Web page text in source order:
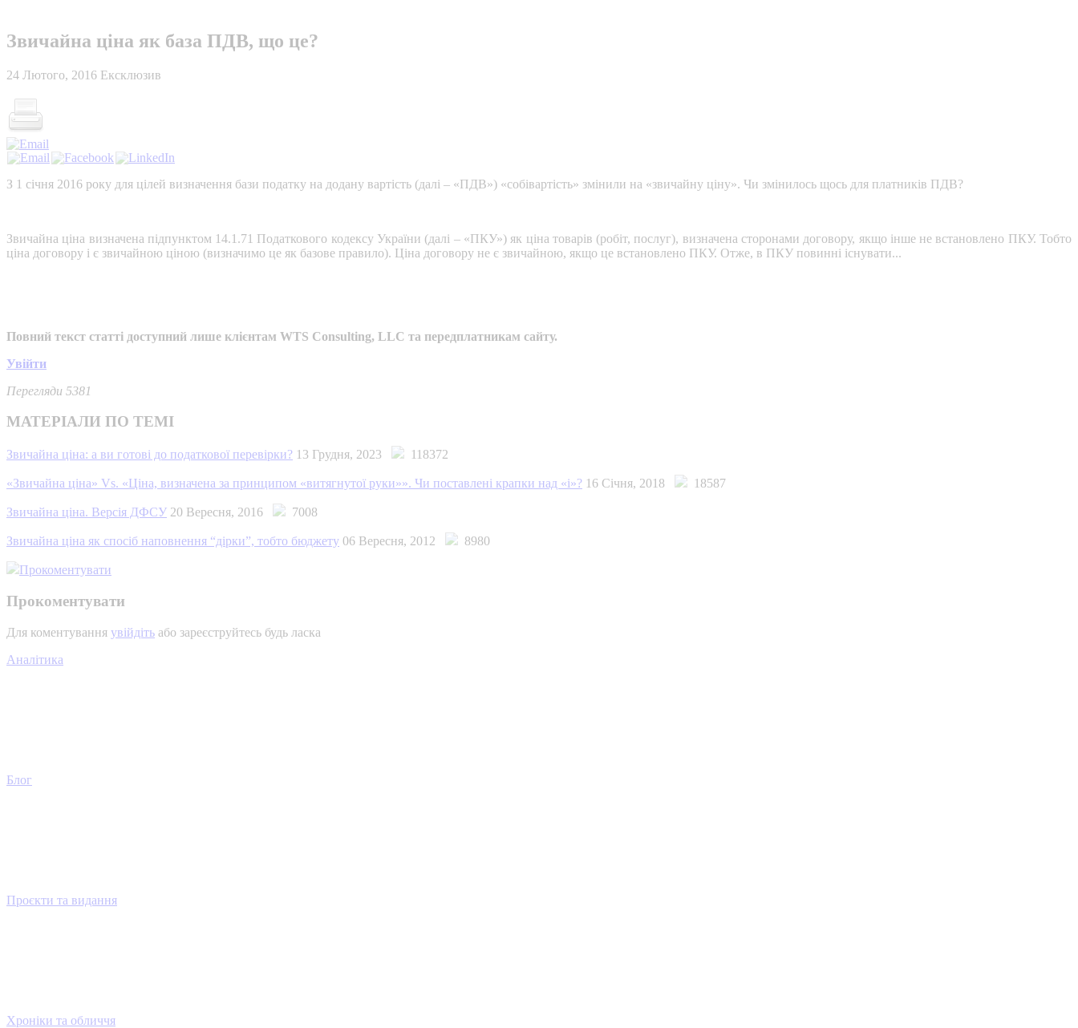
Звичайна ціна як база ПДВ, що це?
24 Лютого, 2016 Ексклюзив
З 1 січня 2016 року для цілей визначення бази податку на додану вартість (далі – «ПДВ») «собівартість» змінили на «звичайну ціну». Чи змінилось щось для платників ПДВ?
Звичайна ціна визначена підпунктом 14.1.71 Податкового кодексу України (далі – «ПКУ») як ціна товарів (робіт, послуг), визначена сторонами договору, якщо інше не встановлено ПКУ. Тобто
ціна договору і є звичайною ціною (визначимо це як базове правило). Ціна договору не є звичайною, якщо це встановлено ПКУ. Отже, в ПКУ повинні існувати...
Повний текст статті доступний лише клієнтам WTS Consulting, LLC та передплатникам сайту.
Увійти
Перегляди 5381
МАТЕРІАЛИ ПО ТЕМІ
Звичайна ціна: а ви готові до податкової перевірки? 13 Грудня, 2023 118372
«Звичайна ціна» Vs. «Ціна, визначена за принципом «витягнутої руки»». Чи поставлені крапки над «і»? 16 Січня, 2018 18587
Звичайна ціна. Версія ДФСУ 20 Вересня, 2016 7008
Звичайна ціна як спосіб наповнення “дірки”, тобто бюджету 06 Вересня, 2012 8980
Прокоментувати
Прокоментувати
Для коментування увійдіть або зареєструйтесь будь ласка
Аналітика
Блог
Проєкти та видання
Хроніки та обличчя